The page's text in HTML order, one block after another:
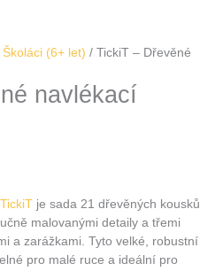
Školáci (6+ let) / TickiT – Dřevěné
navlékací
TickiT je sada 21 dřevěných kousků
malovanými detaily a třemi
a zarážkami. Tyto velké, robustní
pro malé ruce a ideální pro